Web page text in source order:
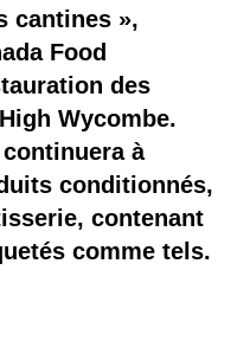
cantines »,
Food
des
Wycombe.
à
conditionnés,
contenant
comme tels.